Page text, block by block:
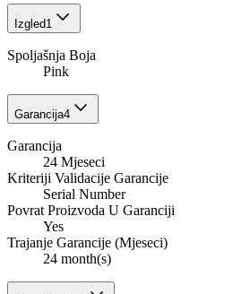
Izgled1
Spoljašnja Boja
Pink
Garancija4
Garancija
24 Mjeseci
Kriteriji Validacije Garancije
Serial Number
Povrat Proizvoda U Garanciji
Yes
Trajanje Garancije (Mjeseci)
24 month(s)